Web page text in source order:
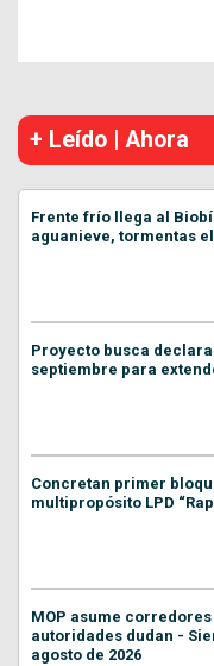
+ Leído | Ahora
Frente frío llega al
aguanieve, tormentas
Proyecto busca
septiembre para
Concretan primer
multipropósito LPD
MOP asume
autoridades dudan -
agosto de 2026